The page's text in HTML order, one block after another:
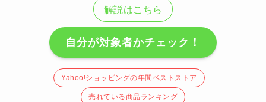
解説はこちら
自分が対象者かチェック！
Yahoo!ショッピングの年間ベストストア
売れている商品ランキング